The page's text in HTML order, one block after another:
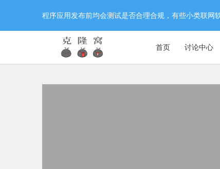
首页 讨论中心
程序应用发布前均会测试是否合理合规，有些小类联网